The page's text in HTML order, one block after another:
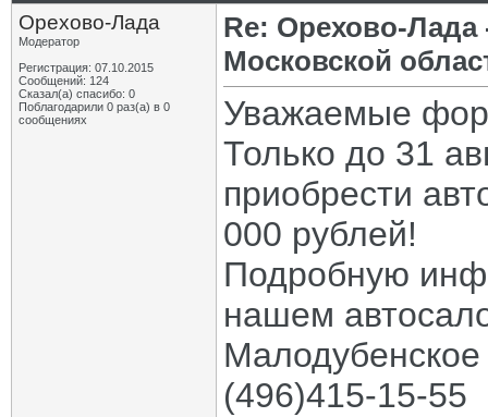
Орехово-Лада
Модератор
Регистрация: 07.10.2015
Сообщений: 124
Сказал(а) спасибо: 0
Поблагодарили 0 раз(а) в 0
сообщениях
Re: Орехово-
Московской
Уважаемые
Только до 31
приобрести
000 рублей!
Подробную
нашем
(496)415-15-55